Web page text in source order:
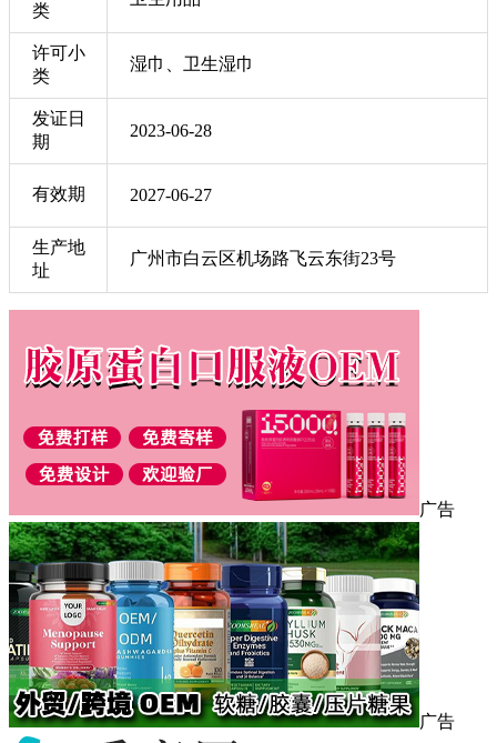
类
许可小
类
湿巾、卫生湿巾
发证日
期
2023-06-28
有效期 2027-06-27
生产地
址
广州市白云区机场路飞云东街23号
广告
广告